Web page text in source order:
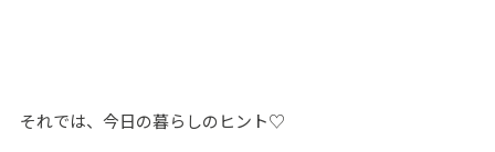
それでは、今日の暮らしのヒント♡